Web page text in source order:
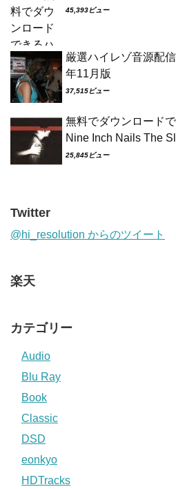
45,393ビュー
厳選ハイレゾ音源
年11月版
37,515ビュー
無料でダウンロード
Nine Inch Nails The
25,845ビュー
Twitter
@hi_resolution からのツイート
楽天
カテゴリー
Audio
Blu Ray
Book
Classic
DSD
eonkyo
HDTracks